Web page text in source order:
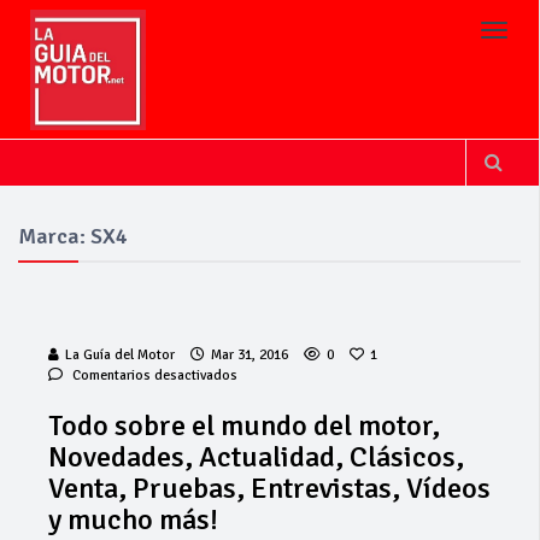
Marca: SX4
La Guía del Motor Mar 31, 2016 0
1
Comentarios desactivados
el
mundo
del
motor,
Todo sobre el mundo del motor,
Novedades, Actualidad, Clásicos,
Venta, Pruebas, Entrevistas, Vídeos
y mucho más!